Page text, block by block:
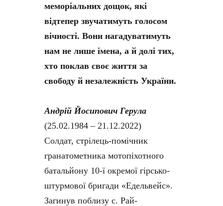
меморіальних дощок, які
відтепер звучатимуть голосом
вічності. Вони нагадуватимуть
нам не лише імена, а й долі тих,
хто поклав своє життя за
свободу й незалежність України.
Андрій Йосипович Герула
(25.02.1984 – 21.12.2022)
Солдат, стрілець-помічник
гранатометника мотопіхотного
батальйону 10-ї окремої гірсько-
штурмової бригади «Едельвейс».
Загинув поблизу с. Рай-